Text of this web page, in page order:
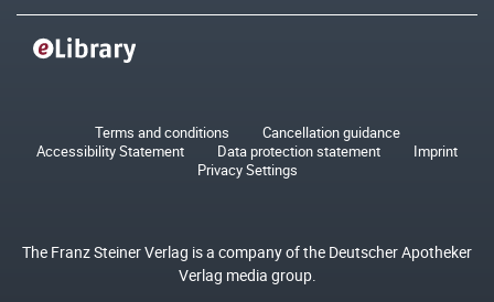
Terms and conditions
Cancellation guidance
Accessibility Statement
Data protection statement
Imprint
Privacy Settings
The Franz Steiner Verlag is a company of the Deutscher Apotheker
Verlag media group.